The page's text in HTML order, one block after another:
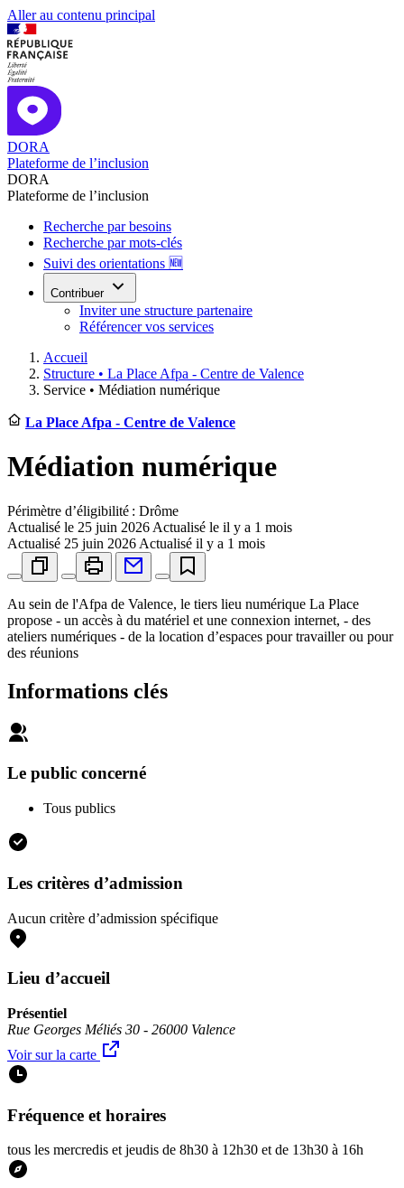
Aller au contenu principal
DORA
Plateforme de l’inclusion
DORA
Plateforme de l’inclusion
Recherche par besoins
Recherche par mots-clés
Suivi des orientations 🆕
Contribuer
Inviter une structure partenaire
Référencer vos services
Accueil
Structure • La Place Afpa - Centre de Valence
Service • Médiation numérique
La Place Afpa - Centre de Valence
Médiation numérique
Périmètre d’éligibilité : Drôme
Actualisé le 25 juin 2026 Actualisé le il y a 1 mois
Actualisé 25 juin 2026 Actualisé il y a 1 mois
Au sein de l'Afpa de Valence, le tiers lieu numérique La Place
propose - un accès à du matériel et une connexion internet, - des
ateliers numériques - de la location d’espaces pour travailler ou pour
des réunions
Informations clés
Le public concerné
Tous publics
Les critères d’admission
Aucun critère d’admission spécifique
Lieu d’accueil
Présentiel
Rue Georges Méliés 30 - 26000 Valence
Voir sur la carte
Fréquence et horaires
tous les mercredis et jeudis de 8h30 à 12h30 et de 13h30 à 16h